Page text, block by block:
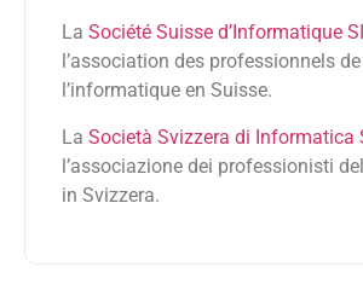
La Société Suisse d’Informatique SI
l’association des professionnels de
l’informatique en Suisse.
La Società Svizzera di Informatica
l’associazione dei professionisti
in Svizzera.